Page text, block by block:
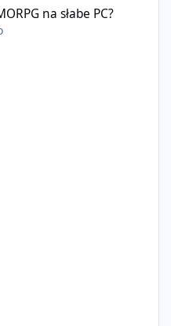
na słabe PC?